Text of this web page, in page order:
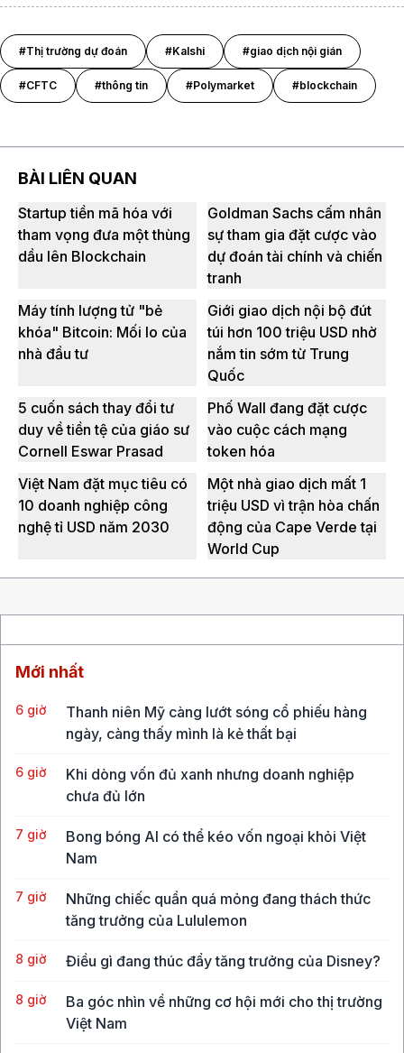
#Thị trường dự đoán #Kalshi #giao dịch nội gián
#CFTC #thông tin #Polymarket #blockchain
BÀI LIÊN QUAN
Startup tiền mã hóa với
tham vọng đưa một thùng
dầu lên Blockchain
Goldman Sachs cấm nhân
sự tham gia đặt cược vào
dự đoán tài chính và chiến
tranh
Máy tính lượng tử "bẻ
khóa" Bitcoin: Mối lo của
nhà đầu tư
Giới giao dịch nội bộ đút
túi hơn 100 triệu USD nhờ
nắm tin sớm từ Trung
Quốc
5 cuốn sách thay đổi tư
duy về tiền tệ của giáo sư
Cornell Eswar Prasad
Phố Wall đang đặt cược
vào cuộc cách mạng
token hóa
Việt Nam đặt mục tiêu có
10 doanh nghiệp công
nghệ tỉ USD năm 2030
Một nhà giao dịch mất 1
triệu USD vì trận hòa chấn
động của Cape Verde tại
World Cup
Mới nhất
6 giờ
Thanh niên Mỹ càng lướt sóng cổ phiếu hàng
ngày, càng thấy mình là kẻ thất bại
6 giờ
Khi dòng vốn đủ xanh nhưng doanh nghiệp
chưa đủ lớn
7 giờ
Bong bóng AI có thể kéo vốn ngoại khỏi Việt
Nam
7 giờ
Những chiếc quần quá mỏng đang thách thức
tăng trưởng của Lululemon
8 giờ Điều gì đang thúc đẩy tăng trưởng của Disney?
8 giờ
Ba góc nhìn về những cơ hội mới cho thị trường
Việt Nam